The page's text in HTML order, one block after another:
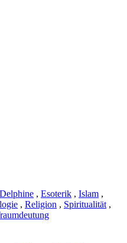
Delphine , Esoterik , Islam ,
, Religion , Spiritualität ,